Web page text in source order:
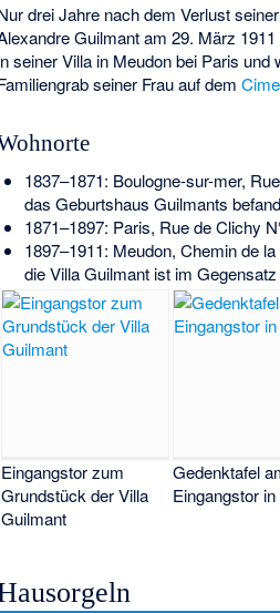
drei Jahre nach dem Verlust
Guilmant am 29. März
seiner Villa in Meudon bei Paris
seiner Frau auf dem
1837–1871: Boulogne-sur-mer,
das Geburtshaus Guilmants
1871–1897: Paris, Rue de Clichy
1897–1911: Meudon, Chemin de
die Villa Guilmant ist im
Eingangstor zum
Grundstück der Villa
Guilmant
Gedenktafel
Eingangstor